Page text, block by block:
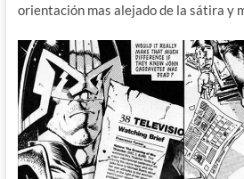
orientación mas alejado de la sátira y